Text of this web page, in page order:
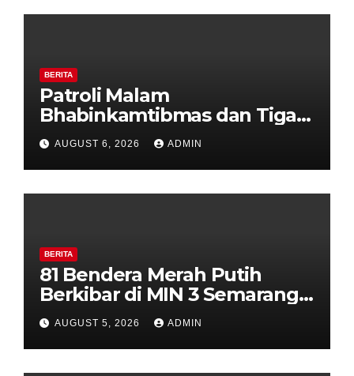
BERITA
Patroli Malam
Bhabinkamtibmas dan Tiga
Pilar Kelurahan Ungaran
Perkuat Kamtibmas, Warga
Diajak Aktifkan Ronda
AUGUST 6, 2026 ADMIN
BERITA
81 Bendera Merah Putih
Berkibar di MIN 3 Semarang,
Bhabinkamtibmas Desa
Timpik Hadiri Peringatan
HUT ke-81 Kemerdekaan RI
AUGUST 5, 2026 ADMIN